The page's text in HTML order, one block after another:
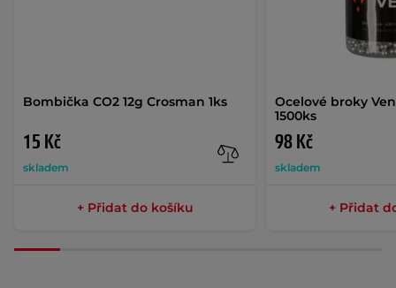
Bombička CO2 12g Crosman 1ks
15 Kč
skladem
+ Přidat do košíku
Ocelové broky
1500ks
98 Kč
skladem
+ Přidat